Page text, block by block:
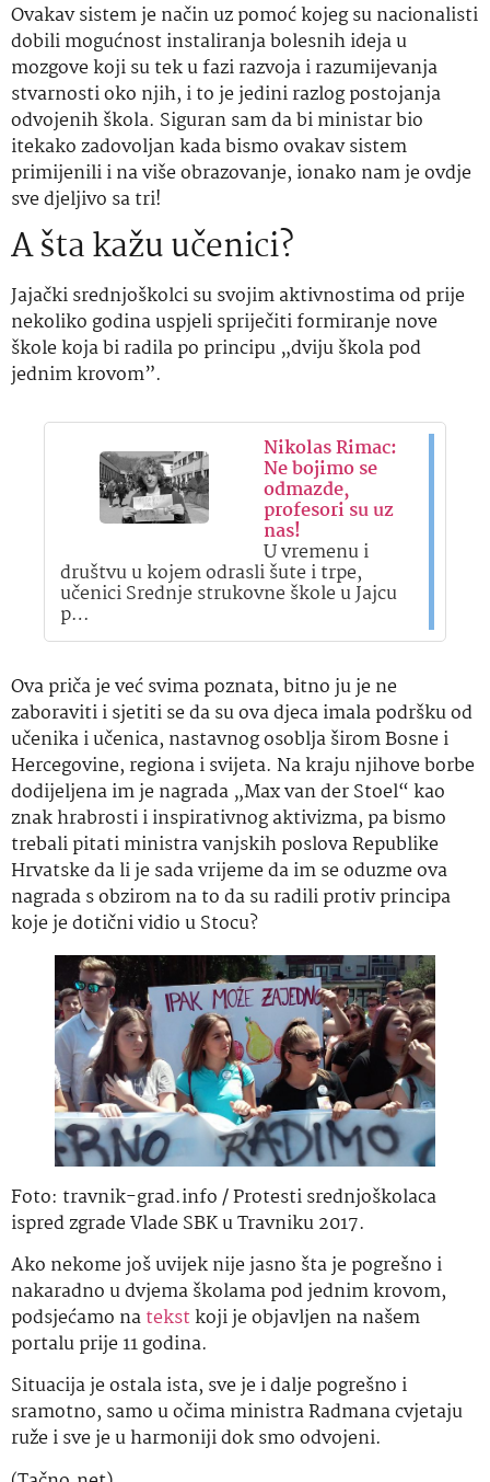
Ovakav sistem je način uz pomoć kojeg su nacionalisti
dobili mogućnost instaliranja bolesnih ideja u
mozgove koji su tek u fazi razvoja i razumijevanja
stvarnosti oko njih, i to je jedini razlog postojanja
odvojenih škola. Siguran sam da bi ministar bio
itekako zadovoljan kada bismo ovakav sistem
primijenili i na više obrazovanje, ionako nam je ovdje
sve djeljivo sa tri!
A šta kažu učenici?
Jajački srednjoškolci su svojim aktivnostima od prije
nekoliko godina uspjeli spriječiti formiranje nove
škole koja bi radila po principu „dviju škola pod
jednim krovom”.
Nikolas Rimac:
Ne bojimo se
odmazde,
profesori su uz
nas!
U vremenu i
društvu u kojem odrasli šute i trpe,
učenici Srednje strukovne škole u Jajcu
p…
Ova priča je već svima poznata, bitno ju je ne
zaboraviti i sjetiti se da su ova djeca imala podršku od
učenika i učenica, nastavnog osoblja širom Bosne i
Hercegovine, regiona i svijeta. Na kraju njihove borbe
dodijeljena im je nagrada „Max van der Stoel“ kao
znak hrabrosti i inspirativnog aktivizma, pa bismo
trebali pitati ministra vanjskih poslova Republike
Hrvatske da li je sada vrijeme da im se oduzme ova
nagrada s obzirom na to da su radili protiv principa
koje je dotični vidio u Stocu?
Foto: travnik-grad.info / Protesti srednjoškolaca
ispred zgrade Vlade SBK u Travniku 2017.
Ako nekome još uvijek nije jasno šta je pogrešno i
nakaradno u dvjema školama pod jednim krovom,
podsjećamo natekstkoji je objavljen na našem
portalu prije 11 godina.
Situacija je ostala ista, sve je i dalje pogrešno i
sramotno, samo u očima ministra Radmana cvjetaju
ruže i sve je u harmoniji dok smo odvojeni.